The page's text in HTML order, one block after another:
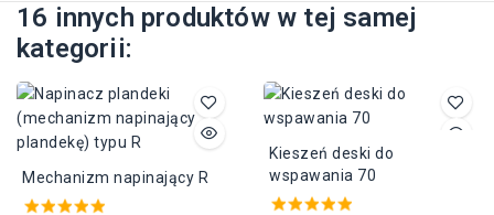
16 innych produktów w tej samej
kategorii:
Mechanizm napinający R
Kieszeń deski do
wspawania 70